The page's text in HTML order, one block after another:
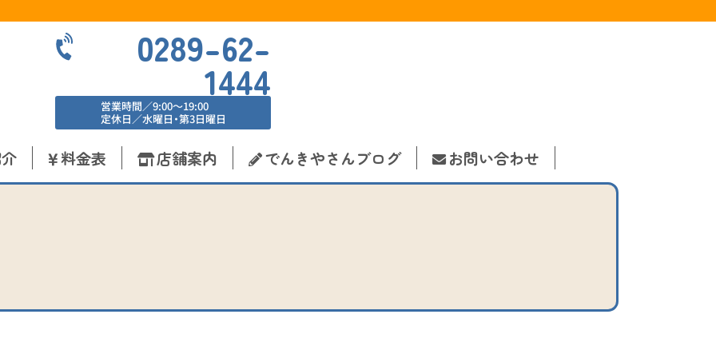
0289-62-
1444
営業時間／9:00〜19:00
定休日／水曜日・第3日曜日
料金表 店舗案内 でんきやさんブログ お問い合わせ